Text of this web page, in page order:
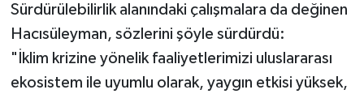
Sürdürülebilirlik alanındaki çalışmalara da değinen
Hacısüleyman, sözlerini şöyle sürdürdü:
"İklim krizine yönelik faaliyetlerimizi uluslararası
ekosistem ile uyumlu olarak, yaygın etkisi yüksek,